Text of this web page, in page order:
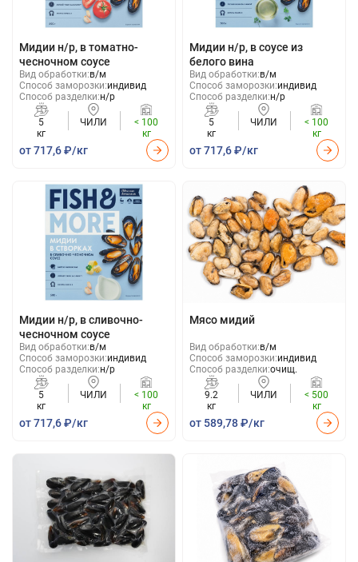
Мидии н/р, в томатно-
чесночном соусе
Вид обработки:в/м
Способ заморозки:индивид
Способ разделки:н/р
5
кг
ЧИЛИ
< 100
кг
от 717,6 ₽/кг
Мидии н/р, в соусе из
белого вина
Вид обработки:в/м
Способ заморозки:индивид
Способ разделки:н/р
5
кг
ЧИЛИ
< 100
кг
от 717,6 ₽/кг
Мидии н/р, в сливочно-
чесночном соусе
Вид обработки:в/м
Способ заморозки:индивид
Способ разделки:н/р
5
кг
ЧИЛИ
< 100
кг
от 717,6 ₽/кг
Мясо мидий
Вид обработки:в/м
Способ заморозки:индивид
Способ разделки:очищ.
9.2
кг
ЧИЛИ
< 500
кг
от 589,78 ₽/кг